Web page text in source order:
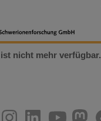
nicht mehr verfügbar.
helmholtz.socialfacebook